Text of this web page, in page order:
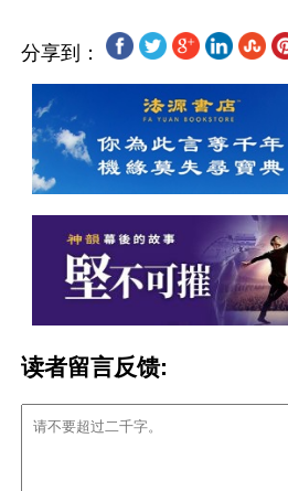
分享到：
读者留言反馈: